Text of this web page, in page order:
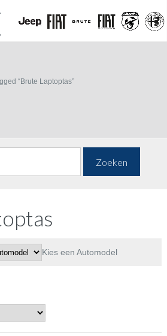
“Brute Laptoptas”
Zoeken
Kies een Automodel